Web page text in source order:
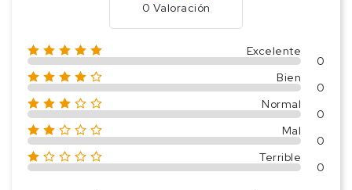
0 Valoración
Excelente
0
Bien
0
Normal
0
Mal
0
Terrible
0